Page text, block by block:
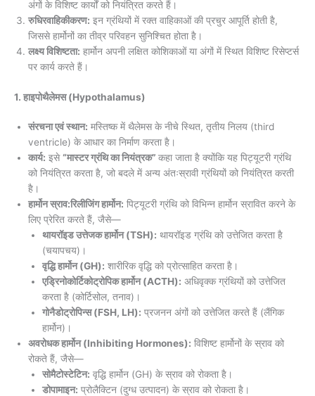
अंगों के विशिष्ट कार्यों को नियंत्रित करते हैं।
रुधिरवाहिकीकरण: इन ग्रंथियों में रक्त वाहिकाओं की प्रचुर आपूर्ति होती है,
जिससे हार्मोनों का तीव्र परिवहन सुनिश्चित होता है।
लक्ष्य विशिष्टता: हार्मोन अपनी लक्षित कोशिकाओं या अंगों में स्थित विशिष्ट रिसेप्टर्स
पर कार्य करते हैं।
1. हाइपोथैलेमस (Hypothalamus)
संरचना एवं स्थान: मस्तिष्क में थैलेमस के नीचे स्थित, तृतीय निलय (third
ventricle) के आधार का निर्माण करता है।
कार्य: इसे“मास्टर ग्रंथि का नियंत्रक” कहा जाता है क्योंकि यह पिट्यूटरी ग्रंथि
को नियंत्रित करता है, जो बदले में अन्य अंतःस्रावी ग्रंथियों को नियंत्रित करती
है।
हार्मोन स्राव:रिलीजिंग हार्मोन: पिट्यूटरी ग्रंथि को विभिन्न हार्मोन स्रावित करने के
लिए प्रेरित करते हैं, जैसे—
थायरॉइड उत्तेजक हार्मोन (TSH): थायरॉइड ग्रंथि को उत्तेजित करता है
(चयापचय)।
वृद्धि हार्मोन (GH): शारीरिक वृद्धि को प्रोत्साहित करता है।
एड्रिनोकोर्टिकोट्रोपिक हार्मोन (ACTH): अधिवृक्क ग्रंथियों को उत्तेजित
करता है (कोर्टिसोल, तनाव)।
गोनैडोट्रोपिन्स (FSH, LH): प्रजनन अंगों को उत्तेजित करते हैं (लैंगिक
हार्मोन)।
अवरोधक हार्मोन (Inhibiting Hormones): विशिष्ट हार्मोनों के स्राव को
रोकते हैं, जैसे—
सोमैटोस्टेटिन: वृद्धि हार्मोन (GH) के स्राव को रोकता है।
डोपामाइन: प्रोलैक्टिन (दुग्ध उत्पादन) के स्राव को रोकता है।